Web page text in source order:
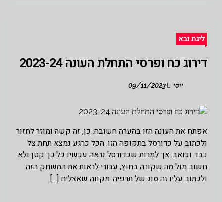
ליגת נבא
דירוג כח ופרסי התחלת העונה 2023-24
יוסי
אפתח את העונה הזו בהערה חשובה. כן, זה קשה ומוזר לחזור
ולכתוב על כדורסל בתקופה הזו. הכל כרגע נמצא תחת צל
כבד וכואב. אך למרות שכדורסל נראה עכשיו כל כך קטן ולא
חשוב מול מה שקורה בחוץ, עבורי לראות את המשחק הזה
ולכתוב עליו זה סוג של תרפיה. מקווה שאצליח […]